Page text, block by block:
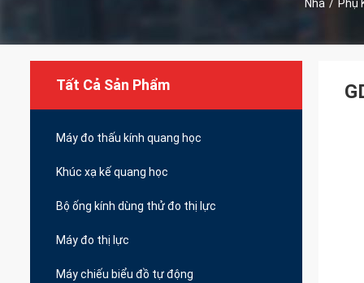
Nhà / Phụ
Tất Cả Sản Phẩm
Máy đo thấu kính quang học
Khúc xạ kế quang học
Bộ ống kính dùng thử đo thị lực
Máy đo thị lực
Máy chiếu biểu đồ tự động